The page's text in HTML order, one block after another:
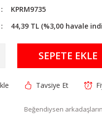
KPRM9735
44,39 TL (%3,00 havale
SEPETE EKLE
Tavsiye Et
Beğendiysen